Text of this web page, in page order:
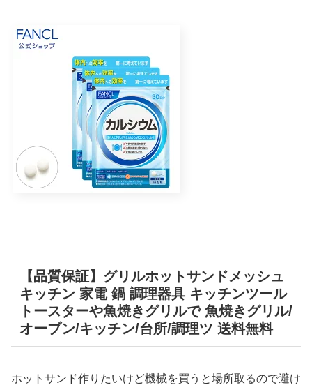
【品質保証】グリルホットサンドメッシュ
キッチン 家電 鍋 調理器具 キッチンツール
トースターや魚焼きグリルで 魚焼きグリル/
オーブン/キッチン/台所/調理ツ 送料無料
ホットサンド作りたいけど機械を買うと場所取るので避け